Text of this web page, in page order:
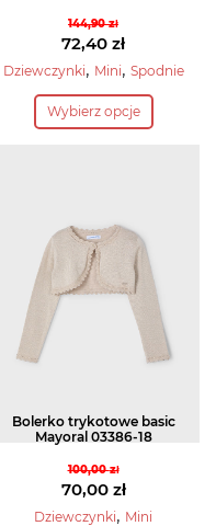
144,90zł
Pierwotna
cena
wynosiła:
144,90 zł.
72,40 zł
Aktualna
cena
wynosi:
Dziewczynki, Mini, Spodnie
Wybierz opcje
Ten
produkt
Opcje
można
wybrać
stronie
produktu
Bolerko trykotowe basic
Mayoral 03386-18
100,00zł
Pierwotna
cena
70,00 zł
Aktualna
Dziewczynki, Mini